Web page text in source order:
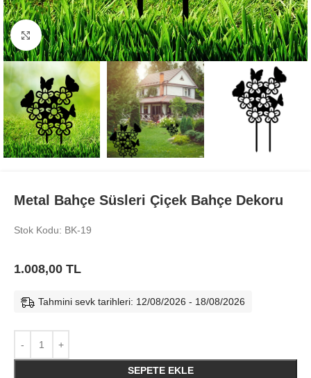
Büyüt
Metal Bahçe Süsleri Çiçek Bahçe Dekoru
Stok Kodu: BK-19
1.008,00 TL
Tahmini sevk tarihleri: 12/08/2026 - 18/08/2026
SEPETE EKLE